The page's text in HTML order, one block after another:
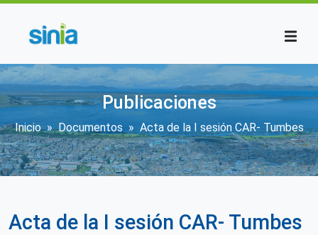
Publicaciones
Sobrescribir enlaces de ayuda a la
Inicio Documentos Acta de la I sesión CAR- Tumbes
Acta de la I sesión CAR- Tumbes